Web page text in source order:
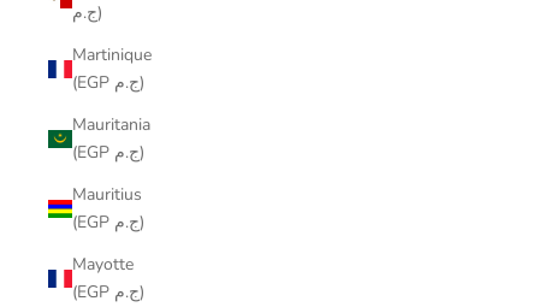
ج.م)
Martinique
(EGP ج.م)
Mauritania
(EGP ج.م)
Mauritius
(EGP ج.م)
Mayotte
(EGP ج.م)